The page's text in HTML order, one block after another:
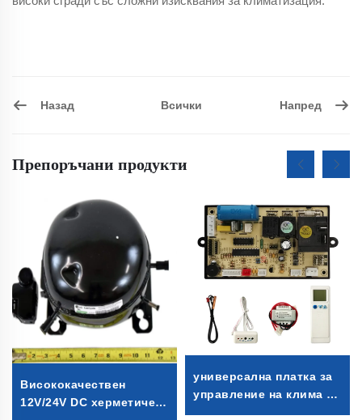
Назад Всички Напред
Препоръчани продукти
Висококачествен
12V/24V DC херметичен
универсална платка за
управление на клима 3
скорости универсална